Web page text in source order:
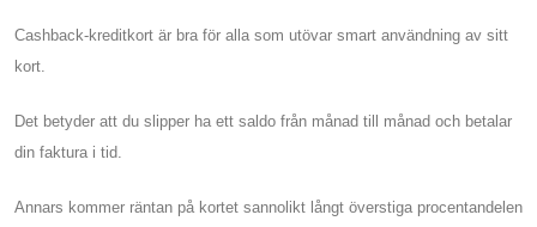
Cashback-kreditkort är bra för alla som utövar smart användning av sitt
kort.
Det betyder att du slipper ha ett saldo från månad till månad och betalar
din faktura i tid.
Annars kommer räntan på kortet sannolikt långt överstiga procentandelen